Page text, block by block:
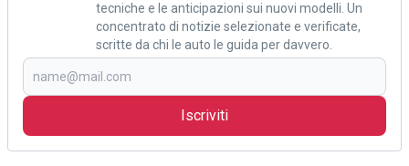
tecniche e le anticipazioni sui nuovi modelli. Un
concentrato di notizie selezionate e verificate,
scritte da chi le auto le guida per davvero.
Iscriviti